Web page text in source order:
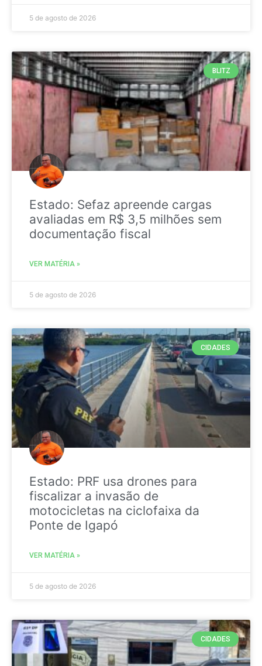
5 de agosto de 2026
BLITZ
Estado: Sefaz apreende cargas
avaliadas em R$ 3,5 milhões sem
documentação fiscal
VER MATÉRIA »
5 de agosto de 2026
CIDADES
Estado: PRF usa drones para
fiscalizar a invasão de
motocicletas na ciclofaixa da
Ponte de Igapó
VER MATÉRIA »
5 de agosto de 2026
CIDADES